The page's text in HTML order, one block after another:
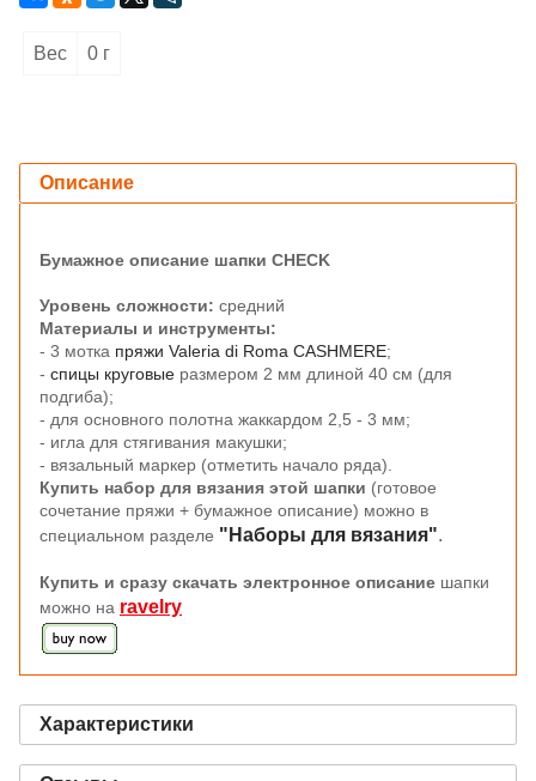
Вес 0 г
Описание
Бумажное описание шапки CHECK
Уровень сложности: средний
Материалы и инструменты:
- 3 мотка пряжи Valeria di Roma CASHMERE;
- спицы круговые размером 2 мм длиной 40 см (для
подгиба);
- для основного полотна жаккардом 2,5 - 3 мм;
- игла для стягивания макушки;
- вязальный маркер (отметить начало ряда).
Купить набор для вязания этой шапки (готовое
сочетание пряжи + бумажное описание) можно в
специальном разделе "Наборы для вязания".
Купить и сразу скачать электронное описание шапки
можно на ravelry
Характеристики